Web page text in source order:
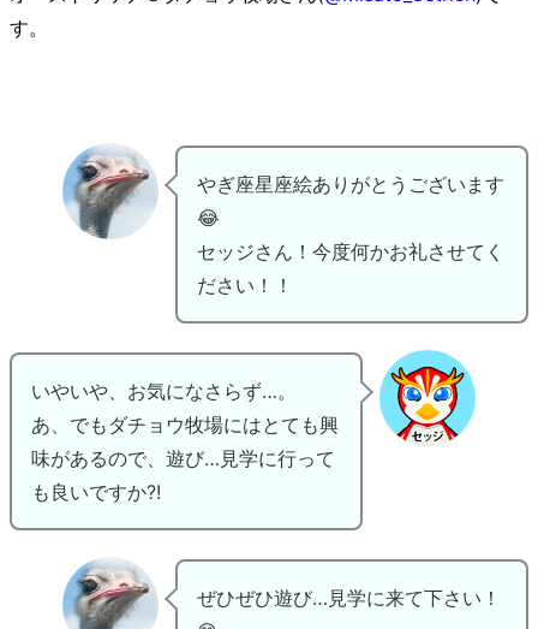
す。
やぎ座星座絵ありがとうございます
😂
セッジさん！今度何かお礼させてく
ださい！！
いやいや、お気になさらず…。
あ、でもダチョウ牧場にはとても興
味があるので、遊び…見学に行って
も良いですか?!
ぜひぜひ遊び…見学に来て下さい！